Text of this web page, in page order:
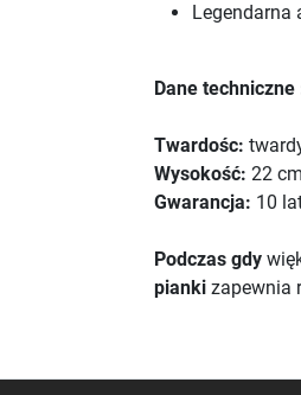
Legendarna
Dane techniczne
Twardośc:
Wysokość: 22
Gwarancja: 10
Podczas gdy
pianki zapewnia